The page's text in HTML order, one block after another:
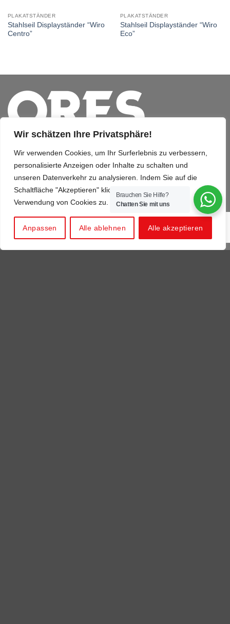
Wir schätzen Ihre Privatsphäre!
Wir verwenden Cookies, um Ihr Surferlebnis zu verbessern,
personalisierte Anzeigen oder Inhalte zu schalten und
unseren Datenverkehr zu analysieren. Indem Sie auf die
Schaltfläche "Akzeptieren" klicken, stimmen Sie der
Verwendung von Cookies zu.
Anpassen Alle ablehnen Alle akzeptieren
PLAKATSTÄNDER
Stahlseil Displayständer “Wiro
Centro”
PLAKATSTÄNDER
Stahlseil Displayständer “Wiro
Eco”
Professionelle Lösungen und kreative Designs speziell für
Ihr Unternehmen und Ihre Marke in Werbe- und
Verkaufsförderungssystemen.
Brauchen Sie Hilfe?
Chatten Sie mit uns